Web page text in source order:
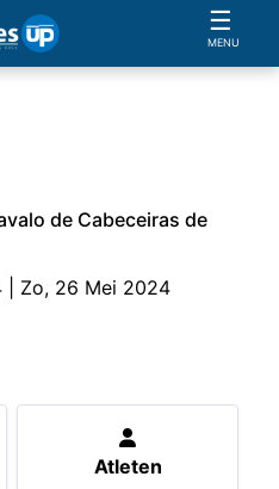
☰
MENU
de Cabeceiras de
| Zo, 26 Mei 2024
Atleten